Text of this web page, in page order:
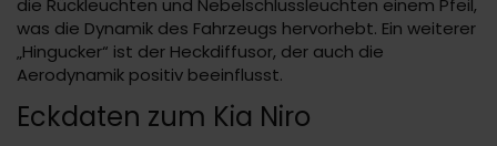
was die Dynamik des Fahrzeugs hervorhebt. Ein weiterer
„Hingucker“ ist der Heckdiffusor, der auch die
Aerodynamik positiv beeinflusst.
Eckdaten zum Kia Niro